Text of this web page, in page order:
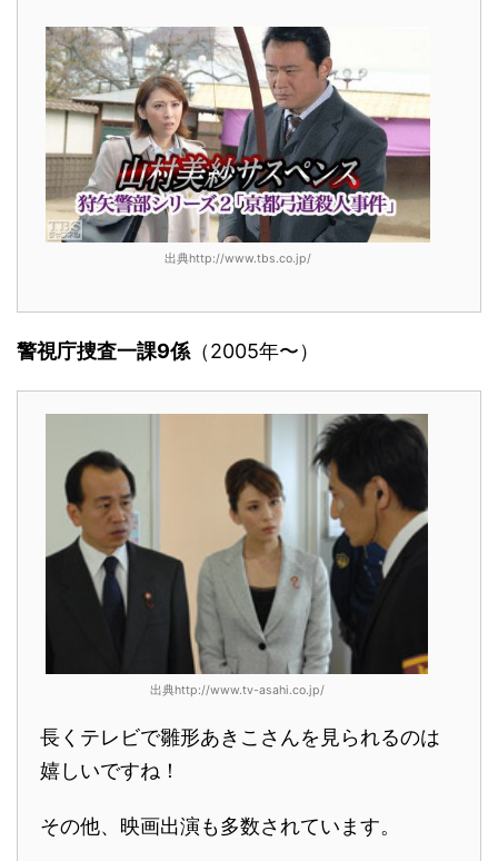
出典http://www.tbs.co.jp/
警視庁捜査一課9係 （2005年〜）
出典http://www.tv-asahi.co.jp/
長くテレビで雛形あきこさんを見られるのは
嬉しいですね！
その他、映画出演も多数されています。